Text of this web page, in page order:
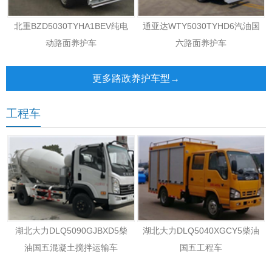
北重BZD5030TYHA1BEV纯电
动路面养护车
通亚达WTY5030TYHD6汽油国
六路面养护车
更多路政养护车型→
工程车
湖北大力DLQ5090GJBXD5柴
油国五混凝土搅拌运输车
湖北大力DLQ5040XGCY5柴油
国五工程车